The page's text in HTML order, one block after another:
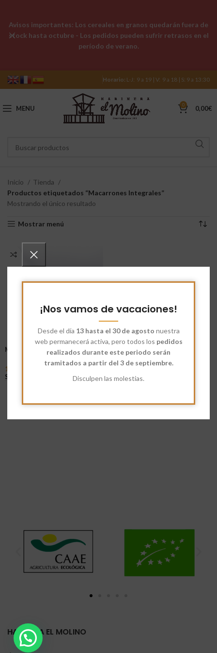
¡Nos vamos de vacaciones!
Desde el día 13 hasta el 30 de agosto nuestra
web permanecerá activa, pero todos los pedidos
realizados durante este periodo serán
tramitados a partir del 3 de septiembre.
Disculpen las molestias.
Horario: L-J: 9 a 19 | V: 9 a 18 | S: 9 a 13:30
MENU 0 0,00€
Inicio
Tienda
Productos etiquetados “Macarrones Integrales”
Mostrando el único resultado
Mostrar menú
Macarrones Integrales
1,76
Seleccionar Opciones
HARINERA EL MOLINO
Avisos importantes: Los cereales en granos quedarán fuera de
stock hasta octubre - Los pedidos pueden sufrir retrasos en el
período de verano.